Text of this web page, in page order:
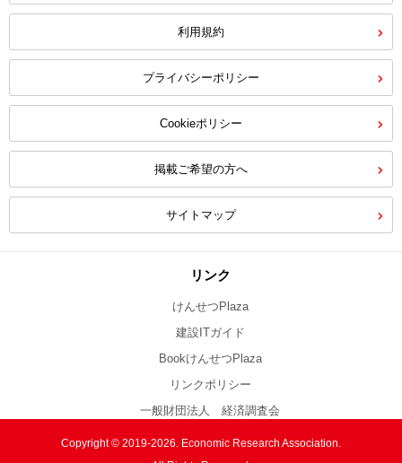
利用規約
プライバシーポリシー
Cookieポリシー
掲載ご希望の方へ
サイトマップ
リンク
けんせつPlaza
建設ITガイド
BookけんせつPlaza
リンクポリシー
一般財団法人 経済調査会
Copyright © 2019-2026. Economic Research Association.